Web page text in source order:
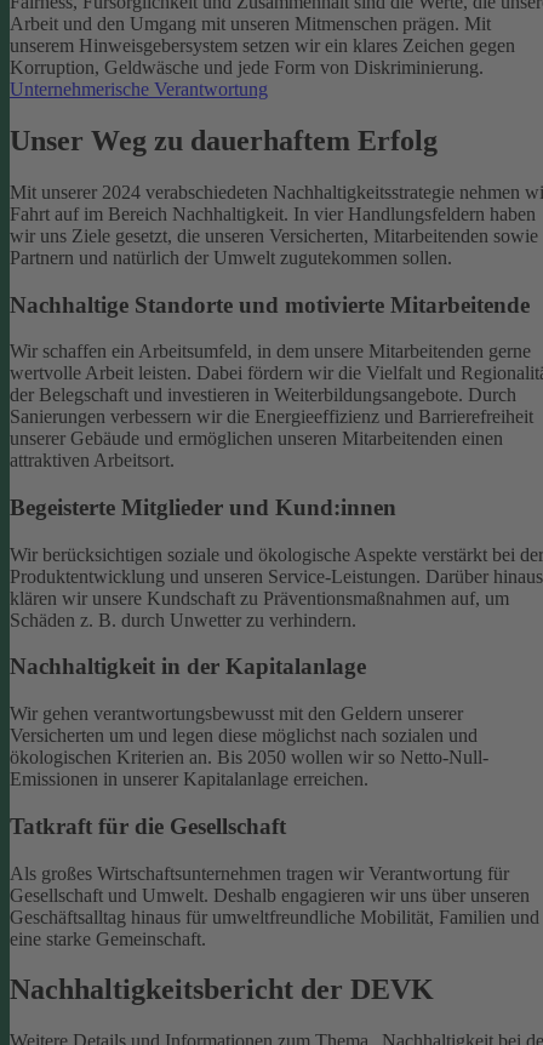
Arbeit und den Umgang mit unseren Mitmenschen prägen. Mit
unserem Hinweisgebersystem setzen wir ein klares Zeichen gegen
Korruption, Geldwäsche und jede Form von Diskriminierung.
Unternehmerische Verantwortung
Unser Weg zu dauerhaftem Erfolg
Mit unserer 2024 verabschiedeten Nachhaltigkeitsstrategie nehmen
Fahrt auf im Bereich Nachhaltigkeit. In vier Handlungsfeldern haben
wir uns Ziele gesetzt, die unseren Versicherten, Mitarbeitenden sowie
Partnern und natürlich der Umwelt zugutekommen sollen.
Nachhaltige Standorte und motivierte Mitarbeitende
Wir schaffen ein Arbeitsumfeld, in dem unsere Mitarbeitenden gerne
wertvolle Arbeit leisten. Dabei fördern wir die Vielfalt und
der Belegschaft und investieren in Weiterbildungsangebote. Durch
Sanierungen verbessern wir die Energieeffizienz und Barrierefreiheit
unserer Gebäude und ermöglichen unseren Mitarbeitenden einen
attraktiven Arbeitsort.
Begeisterte Mitglieder und Kund:innen
Wir berücksichtigen soziale und ökologische Aspekte verstärkt bei der
Produktentwicklung und unseren Service-Leistungen. Darüber hinaus
klären wir unsere Kundschaft zu Präventionsmaßnahmen auf, um
Schäden z. B. durch Unwetter zu verhindern.
Nachhaltigkeit in der Kapitalanlage
Wir gehen verantwortungsbewusst mit den Geldern unserer
Versicherten um und legen diese möglichst nach sozialen und
ökologischen Kriterien an. Bis 2050 wollen wir so Netto-Null-
Emissionen in unserer Kapitalanlage erreichen.
Tatkraft für die Gesellschaft
Als großes Wirtschaftsunternehmen tragen wir Verantwortung für
Gesellschaft und Umwelt. Deshalb engagieren wir uns über unseren
Geschäftsalltag hinaus für umweltfreundliche Mobilität, Familien und
eine starke Gemeinschaft.
Nachhaltigkeitsbericht der DEVK